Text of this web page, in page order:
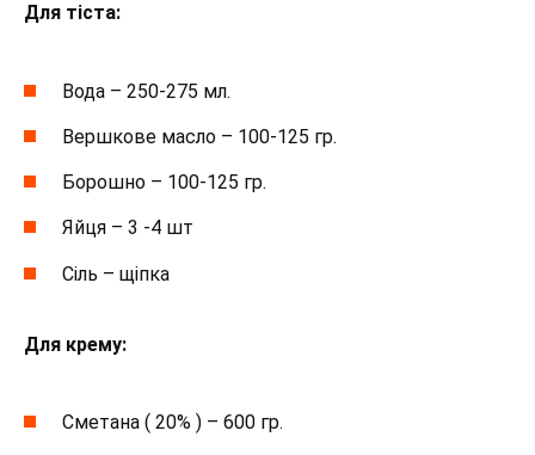
Для тіста:
Вода – 250-275 мл.
Вершкове масло – 100-125 гр.
Борошно – 100-125 гр.
Яйця – 3 -4 шт
Сіль – щіпка
Для крему:
Сметана ( 20% ) – 600 гр.